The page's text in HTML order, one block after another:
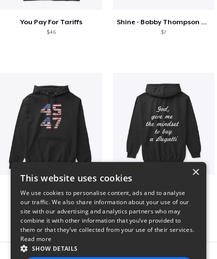
You Pay For Tariffs
$46
Shine - Bobby Thompson Band Merch
$7
$40 $51
Report this product
×
This website uses cookies
We use cookies to personalise content, ads and to analyse
our traffic. We also share information about your use of our
site with our advertising and analytics partners who may
combine it with other information that you’ve provided to
them or that they’ve collected from your use of their services.
Read more
SHOW DETAILS